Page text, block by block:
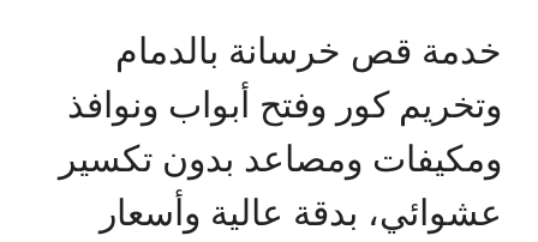
خدمة قص خرسانة بالدمام
وتخريم كور وفتح أبواب ونوافذ
ومكيفات ومصاعد بدون تكسير
عشوائي، بدقة عالية وأسعار